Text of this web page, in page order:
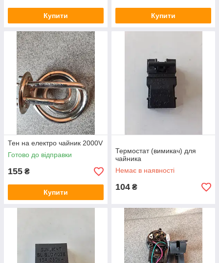
Купити Купити
Тен на електро чайник 2000V
Готово до відправки
155 ₴
Купити
Термостат (вимикач) для
чайника
Немає в наявності
104 ₴